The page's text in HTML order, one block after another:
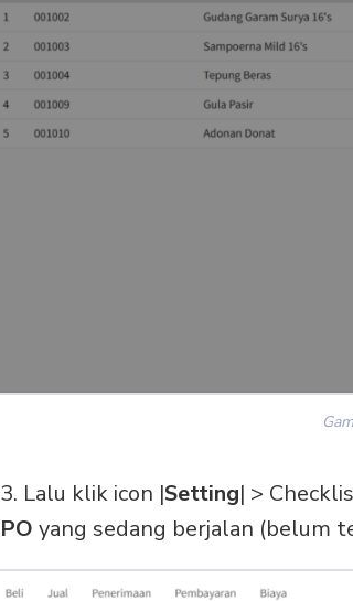
3. Lalu klik icon |Setting| >
PO yang sedang berjalan (belum